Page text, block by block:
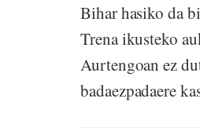
Bihar hasiko da
Trena ikusteko
Aurtengoan ez